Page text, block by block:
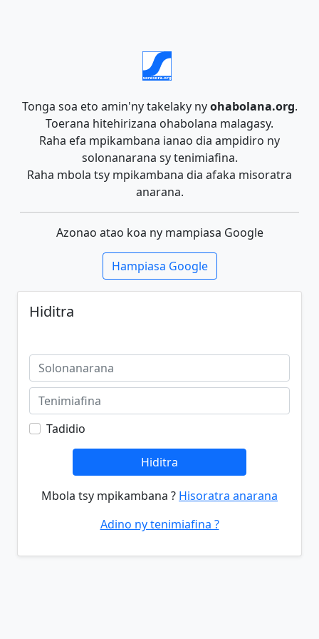
Tonga soa eto amin'ny takelaky nyohabolana.org.
Toerana hitehirizana ohabolana malagasy.
Raha efa mpikambana ianao dia ampidiro ny
solonanarana sy tenimiafina.
Raha mbola tsy mpikambana dia afaka misoratra
anarana.
Azonao atao koa ny mampiasa Google
Hampiasa Google
Hiditra
Tadidio
Hiditra
Mbola tsy mpikambana ? Hisoratra anarana
Adino ny tenimiafina ?